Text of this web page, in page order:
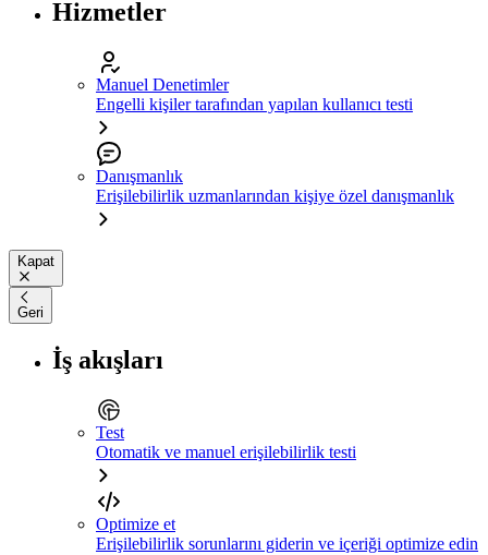
Hizmetler
Manuel Denetimler
Engelli kişiler tarafından yapılan kullanıcı testi
Danışmanlık
Erişilebilirlik uzmanlarından kişiye özel danışmanlık
Kapat
Geri
İş akışları
Test
Otomatik ve manuel erişilebilirlik testi
Optimize et
Erişilebilirlik sorunlarını giderin ve içeriği optimize edin